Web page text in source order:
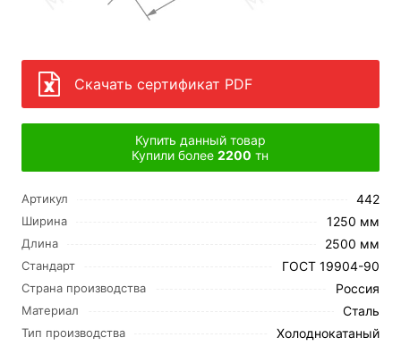
Скачать сертификат PDF
Купить данный товар
Купили более2200 тн
Артикул 442
Ширина 1250 мм
Длина 2500 мм
Стандарт ГОСТ 19904-90
Страна производства Россия
Материал Сталь
Тип производства Холоднокатаный